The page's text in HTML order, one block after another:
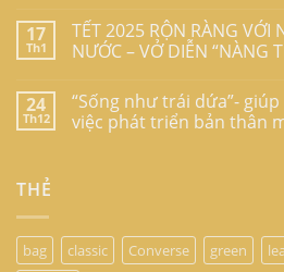
17
Th1
TẾT 2025 RỘN RÀNG VỚI
NƯỚC – VỞ DIỄN “NÀNG
24
Th12
“Sống như trái dứa”-
việc phát triển bản thân
THẺ
bag classic Converse green